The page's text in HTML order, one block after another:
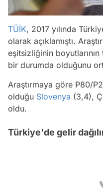
TÜİK, 2017 yılında
olarak açıklamıştı.
eşitsizliğinin
bir durumda olduğunu
Araştırmaya göre P80/
olduğu Slovenya (3,4),
oldu.
Türkiye'de gelir